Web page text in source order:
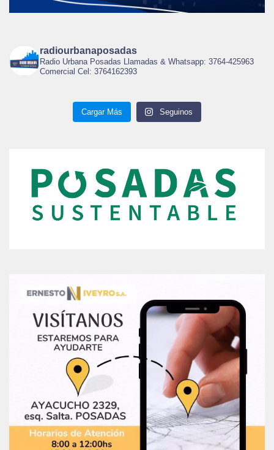
radiourbanaposadas
Radio Urbana Posadas Llamadas & Whatsapp: 3764-425963
Comercial Cel: 3764162393
Cargar Más Seguinos